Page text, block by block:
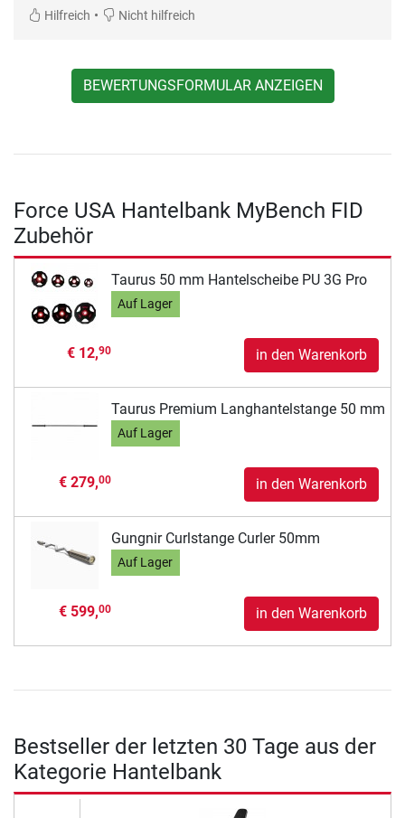
Hilfreich • Nicht hilfreich
BEWERTUNGSFORMULAR ANZEIGEN
Force USA Hantelbank MyBench FID
Zubehör
Taurus 50 mm Hantelscheibe PU 3G Pro
Auf Lager
€ 12,90 in den Warenkorb
Taurus Premium Langhantelstange 50 mm
Auf Lager
€ 279,00 in den Warenkorb
Gungnir Curlstange Curler 50mm
Auf Lager
€ 599,00 in den Warenkorb
Bestseller der letzten 30 Tage aus der
Kategorie Hantelbank